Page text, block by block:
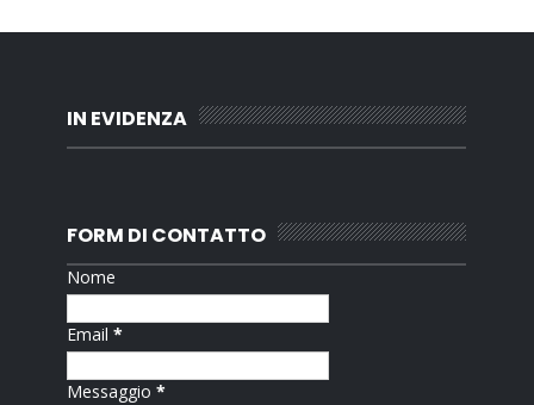
IN EVIDENZA
FORM DI CONTATTO
Nome
Email*
Messaggio*